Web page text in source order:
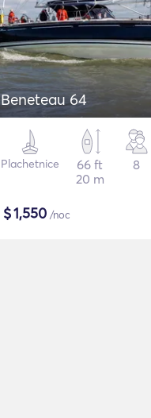
Beneteau 64
Plachetnice
66 ft
20 m
8
$1,550 /noc